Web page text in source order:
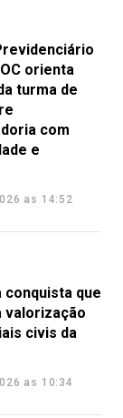
orienta
turma de
com
e
as 14:52
conquista que
valorização
civis da
as 10:34